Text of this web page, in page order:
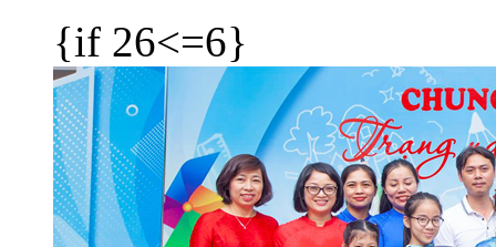
{if 26<=6}